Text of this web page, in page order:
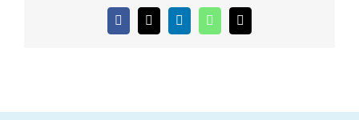
Facebook
X LinkedInWhatsApp
E-
Mail